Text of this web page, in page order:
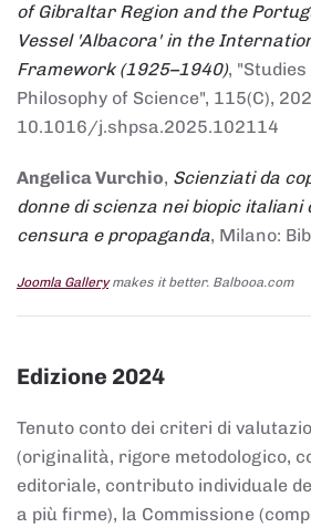
of Gibraltar Region and the
Vessel 'Albacora' in the
Framework (1925–1940),
Philosophy of Science", 115(C),
10.1016/j.shpsa.2025.102114
Angelica Vurchio, Scienziati da
donne di scienza nei biopic italiani
censura e propaganda, Milano:
Joomla Gallerymakes it better. Balbooa.com
Edizione 2024
Tenuto conto dei criteri di
(originalità, rigore metodologico,
editoriale, contributo individuale
a più firme), la Commissione